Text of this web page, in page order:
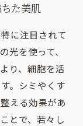
た美肌
に注目されて
光を使って、
り、細胞を活
。シミやくす
える効果があ
とで、若々し